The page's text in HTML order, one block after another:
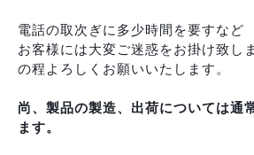
電話の取次ぎに多少時間を要すなど
お客様には大変ご迷惑をお掛け致し
の程よろしくお願いいたします。
尚、製品の製造、出荷については通
ます。